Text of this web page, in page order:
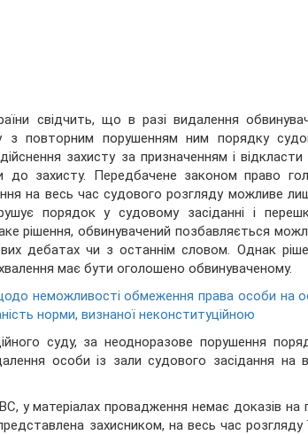
свідчить, що в разі видалення
з повторним порушенням ним порядку
захисту за призначенням і
до захисту. Передбачене законом право
на весь час судового розгляду можливе
порядок у судовому засіданні і
рішення, обвинувачений позбавляється
дебатах чи з останнім словом. Однак
має бути оголошено обвинуваченому.
неможливості обмеження права особи на
норми, визнаної неконституційною
суду, за неодноразове порушення
особи із зали судового засідання на
у матеріалах провадження немає доказів на
захисником, на весь час розгляду